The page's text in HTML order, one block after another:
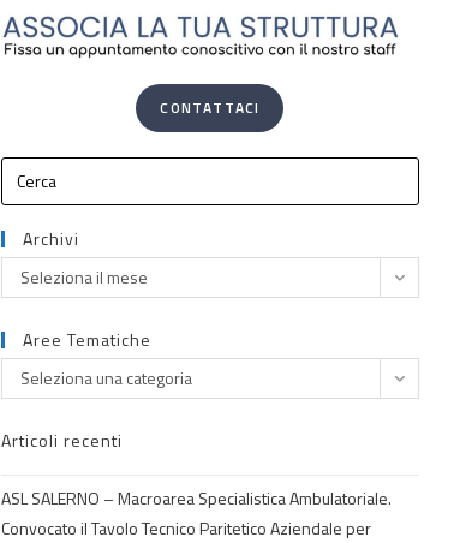
CONTATTACI
Archivi
Seleziona il mese
Aree Tematiche
Seleziona una categoria
Articoli recenti
ASL SALERNO – Macroarea Specialistica Ambulatoriale.
Convocato il Tavolo Tecnico Paritetico Aziendale per